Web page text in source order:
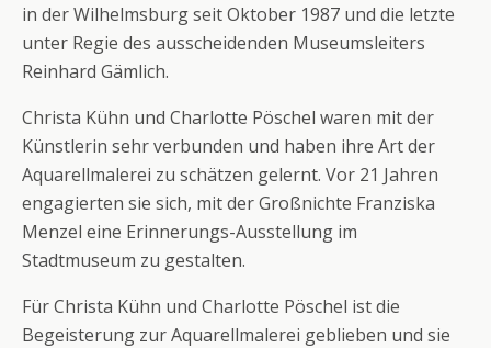
in der Wilhelmsburg seit Oktober 1987 und die letzte
unter Regie des ausscheidenden Museumsleiters
Reinhard Gämlich.
Christa Kühn und Charlotte Pöschel waren mit der
Künstlerin sehr verbunden und haben ihre Art der
Aquarellmalerei zu schätzen gelernt. Vor 21 Jahren
engagierten sie sich, mit der Großnichte Franziska
Menzel eine Erinnerungs-Ausstellung im
Stadtmuseum zu gestalten.
Für Christa Kühn und Charlotte Pöschel ist die
Begeisterung zur Aquarellmalerei geblieben und sie